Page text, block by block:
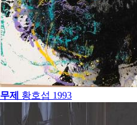
무제 황호섭 1993